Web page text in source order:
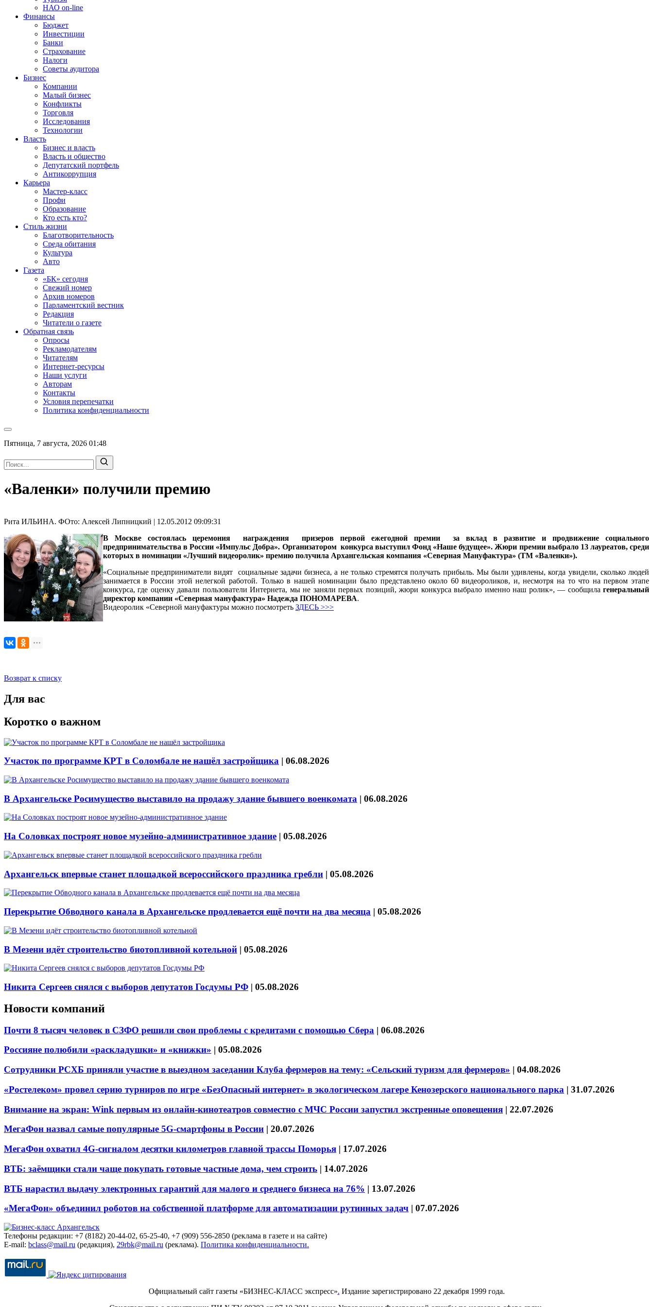
НАО on-line
Финансы
Бюджет
Инвестиции
Банки
Страхование
Налоги
Советы аудитора
Бизнес
Компании
Малый бизнес
Конфликты
Торговля
Исследования
Технологии
Власть
Бизнес и власть
Власть и общество
Депутатский портфель
Антикоррупция
Карьера
Мастер-класс
Профи
Образование
Кто есть кто?
Стиль жизни
Благотворительность
Среда обитания
Культура
Авто
Газета
«БК» сегодня
Свежий номер
Архив номеров
Парламентский вестник
Редакция
Читатели о газете
Обратная связь
Опросы
Рекламодателям
Читателям
Интернет-ресурсы
Наши услуги
Авторам
Контакты
Условия перепечатки
Политика конфиденциальности
Пятница, 7 августа, 2026 01:48
«Валенки» получили премию
Рита ИЛЬИНА. ФОто: Алексей Липницкий | 12.05.2012 09:09:31
В Москве состоялась церемония награждения призеров первой ежегодной премии за вклад в развитие и продвижение социального
предпринимательства в России «Импульс Добра». Организатором конкурса выступил Фонд «Наше будущее». Жюри премии выбрало 13 лауреатов, среди
которых в номинации «Лучший видеоролик» премию получила Архангельская компания «Северная Мануфактура» (ТМ «Валенки»).
«Социальные предприниматели видят социальные задачи бизнеса, а не только стремятся получать прибыль. Мы были удивлены, когда увидели, сколько людей
занимается в России этой нелегкой работой. Только в нашей номинации было представлено около 60 видеороликов, и, несмотря на то что на первом этапе
конкурса, где оценку давали пользователи Интернета, мы не заняли первых позиций, жюри конкурса выбрало именно наш ролик», — сообщила генеральный
директор компании «Северная мануфактура» Надежда ПОНОМАРЕВА.
Видеоролик «Северной мануфактуры можно посмотреть ЗДЕСЬ >>>
Возврат к списку
Для вас
Коротко о важном
Участок по программе КРТ в Соломбале не нашёл застройщика | 06.08.2026
В Архангельске Росимущество выставило на продажу здание бывшего военкомата | 06.08.2026
На Соловках построят новое музейно-административное здание | 05.08.2026
Архангельск впервые станет площадкой всероссийского праздника гребли | 05.08.2026
Перекрытие Обводного канала в Архангельске продлевается ещё почти на два месяца | 05.08.2026
В Мезени идёт строительство биотопливной котельной | 05.08.2026
Никита Сергеев снялся с выборов депутатов Госдумы РФ | 05.08.2026
Новости компаний
Почти 8 тысяч человек в СЗФО решили свои проблемы с кредитами с помощью Сбера | 06.08.2026
Россияне полюбили «раскладушки» и «книжки» | 05.08.2026
Сотрудники РСХБ приняли участие в выездном заседании Клуба фермеров на тему: «Сельский туризм для фермеров» | 04.08.2026
«Ростелеком» провел серию турниров по игре «БезОпасный интернет» в экологическом лагере Кенозерского национального парка | 31.07.2026
Внимание на экран: Wink первым из онлайн-кинотеатров совместно с МЧС России запустил экстренные оповещения | 22.07.2026
МегаФон назвал самые популярные 5G-смартфоны в России | 20.07.2026
МегаФон охватил 4G-сигналом десятки километров главной трассы Поморья | 17.07.2026
ВТБ: заёмщики стали чаще покупать готовые частные дома, чем строить | 14.07.2026
ВТБ нарастил выдачу электронных гарантий для малого и среднего бизнеса на 76% | 13.07.2026
«МегаФон» объединил роботов на собственной платформе для автоматизации рутинных задач | 07.07.2026
Телефоны редакции: +7 (8182) 20-44-02, 65-25-40, +7 (909) 556-2850 (реклама в газете и на сайте)
E-mail: bclass@mail.ru (редакция), 29rbk@mail.ru (реклама). Политика конфиденциальности.
Официальный сайт газеты «БИЗНЕС-КЛАСС экспресс». Издание зарегистрировано 22 декабря 1999 года.